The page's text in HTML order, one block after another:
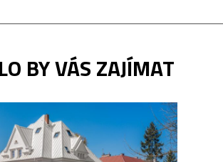
BY VÁS ZAJÍMAT